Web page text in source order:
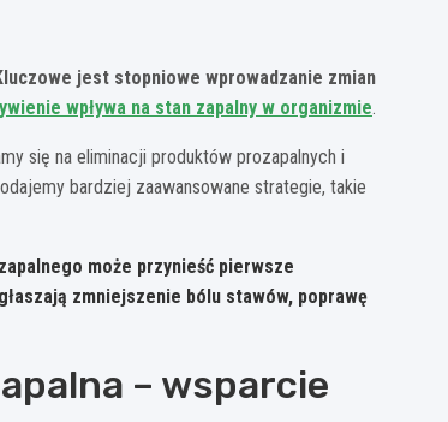
jest stopniowe wprowadzanie zmian
wpływa na stan zapalny w organizmie.
się na eliminacji produktów prozapalnych i
bardziej zaawansowane strategie, takie
może przynieść pierwsze
zmniejszenie bólu stawów, poprawę
– wsparcie